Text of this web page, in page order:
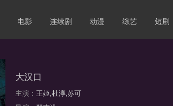
电影 连续剧 动漫 综艺 短剧
大汉口
主演： 王姬,杜淳,苏可